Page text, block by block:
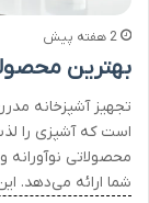
2 هفته پیش
بهترین
تجهیز آشپزخانه
است که آشپزی را
محصولاتی نوآورانه
شما ارائه می‌دهد.